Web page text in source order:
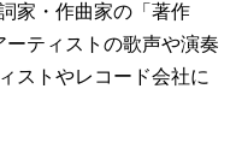
家・作曲家の「著作
ティストの歌声や演奏
ストやレコード会社に